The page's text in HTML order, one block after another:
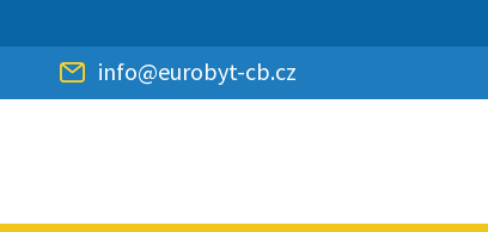
info@eurobyt-cb.cz